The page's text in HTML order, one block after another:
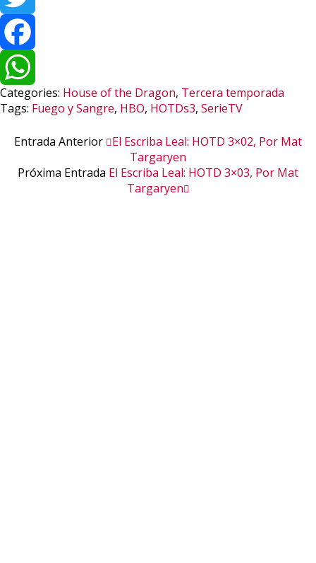
Twitter
Facebook
WhatsApp
Categories: House of the Dragon, Tercera temporada
Tags: Fuego y Sangre, HBO, HOTDs3, SerieTV
Entrada Anterior
El Escriba Leal: HOTD 3×02, Por Mat
Targaryen
Próxima Entrada El Escriba Leal: HOTD 3×03, Por Mat
Targaryen